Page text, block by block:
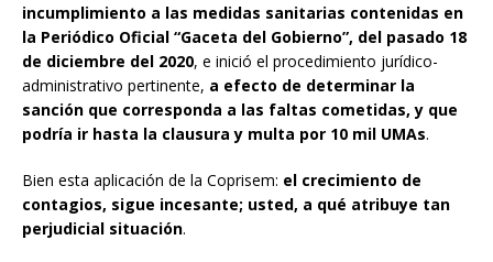
incumplimiento a las medidas sanitarias contenidas en
la Periódico Oficial “Gaceta del Gobierno”, del pasado 18
de diciembre del 2020, e inició el procedimiento jurídico-
administrativo pertinente, a efecto de determinar la
sanción que corresponda a las faltas cometidas, y que
podría ir hasta la clausura y multa por 10 mil UMAs.
Bien esta aplicación de la Coprisem: el crecimiento de
contagios, sigue incesante; usted, a qué atribuye tan
perjudicial situación.